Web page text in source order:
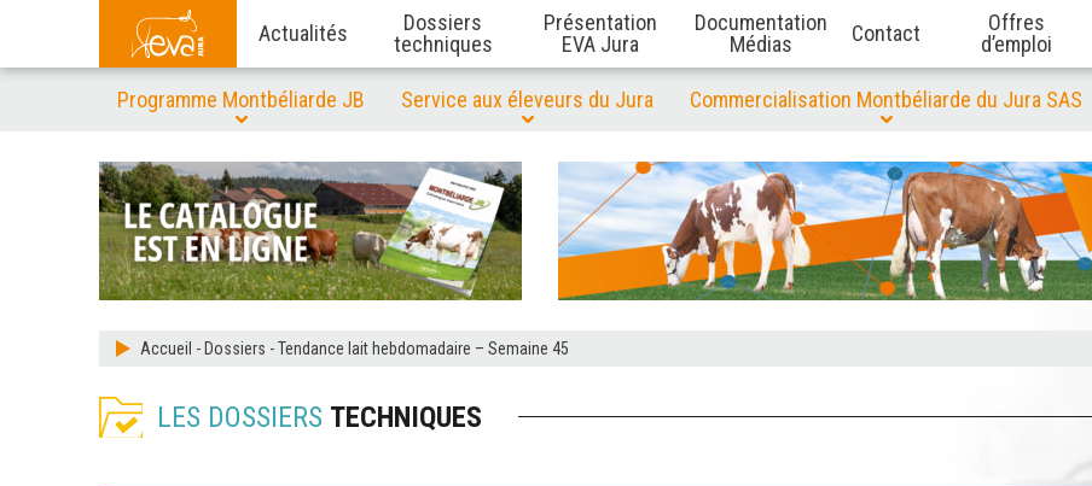
Actualités
Dossiers
techniques
Présentation
EVA Jura
Documentation
Médias
Contact
Offres
d’emploi
Programme Montbéliarde JB Service aux éleveurs du Jura Commercialisation Montbéliarde du Jura SAS
Accueil - Dossiers -Tendance lait hebdomadaire – Semaine 45
LES DOSSIERS TECHNIQUES